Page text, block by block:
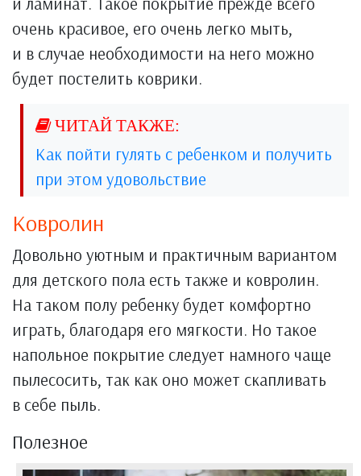
очень красивое, его очень легко мыть,
и в случае необходимости на него можно
будет постелить коврики.
Как пойти гулять с ребенком и получить
при этом удовольствие
Ковролин
Довольно уютным и практичным вариантом
для детского пола есть также и ковролин.
На таком полу ребенку будет комфортно
играть, благодаря его мягкости. Но такое
напольное покрытие следует намного чаще
пылесосить, так как оно может скапливать
в себе пыль.
Полезное